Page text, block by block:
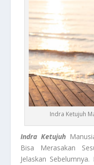
Indra Ketujuh
Indra Ketujuh
Bisa Merasakan
Jelaskan